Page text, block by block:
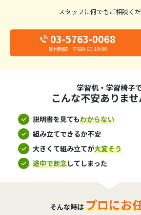
スタッフに何でもご相談くだ
03-5763-0068
受付時間 平日9:00-18:00
学習机・学習椅子
こんな不安ありませ
説明書を見てもわからない
組み立てできるか不安
大きくて組み立てが大変そう
途中で断念してしまった
そんな時はプロにお